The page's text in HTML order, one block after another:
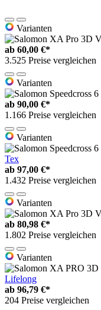
Varianten
ab 60,00 €*
3.525 Preise vergleichen
Varianten
ab 90,00 €*
1.166 Preise vergleichen
Varianten
Tex
ab 97,00 €*
1.432 Preise vergleichen
Varianten
ab 80,98 €*
1.802 Preise vergleichen
Varianten
Lifelong
ab 96,79 €*
204 Preise vergleichen